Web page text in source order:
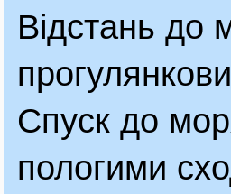
Відстань до
Спуск до
пологими